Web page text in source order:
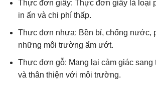
Thực đơn giấy: Thực đơn giấy là loại
in ấn và chi phí thấp.
Thực đơn nhựa: Bền bỉ, chống nước,
những môi trường ẩm ướt.
Thực đơn gỗ: Mang lại cảm giác sang
và thân thiện với môi trường.